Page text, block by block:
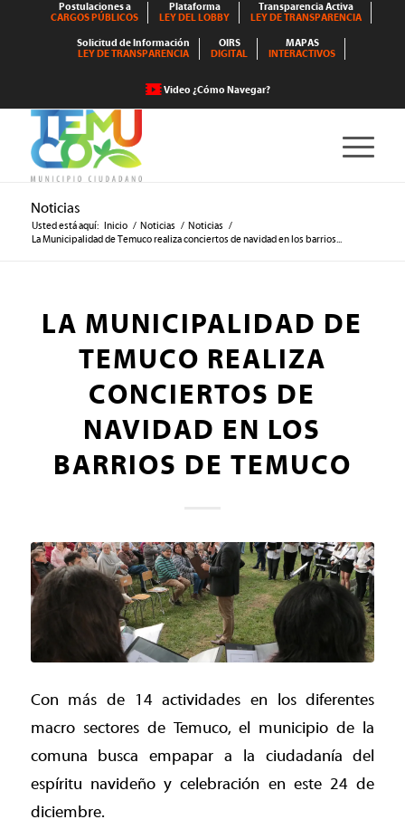
Postulaciones a
CARGOS PÚBLICOS
Plataforma
LEY DEL LOBBY
Transparencia Activa
LEY DE TRANSPARENCIA
Solicitud de Información
LEY DE TRANSPARENCIA
OIRS
DIGITAL
MAPAS
INTERACTIVOS
Video ¿Cómo Navegar?
Noticias
Usted está aquí: Inicio / Noticias / Noticias /
La Municipalidad de Temuco realiza conciertos de navidad en los barrios...
LA MUNICIPALIDAD DE
TEMUCO REALIZA
CONCIERTOS DE
NAVIDAD EN LOS
BARRIOS DE TEMUCO
Con más de 14 actividades en los diferentes
macro sectores de Temuco, el municipio de la
comuna busca empapar a la ciudadanía del
espíritu navideño y celebración en este 24 de
diciembre.